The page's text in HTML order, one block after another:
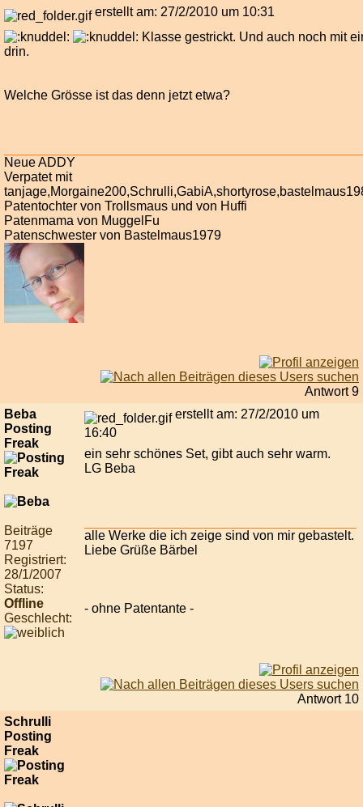
erstellt am: 27/2/2010 um 10:31
Klasse gestrickt. Und auch noch mit
drin.
Welche Grösse ist das denn jetzt etwa?
Neue ADDY
Verpatet mit
Patentochter von Trollsmaus und von Huffi
Patenmama von MuggelFu
Patenschwester von Bastelmaus1979
Antwort 9
Beba
Posting
Freak
Beiträge
7197
Registriert:
28/1/2007
Status:
Offline
Geschlecht:
erstellt am: 27/2/2010 um
16:40
ein sehr schönes Set, gibt auch sehr warm.
LG Beba
alle Werke die ich zeige sind von mir gebastelt.
Liebe Grüße Bärbel
- ohne Patentante -
Antwort 10
Schrulli
Posting
Freak